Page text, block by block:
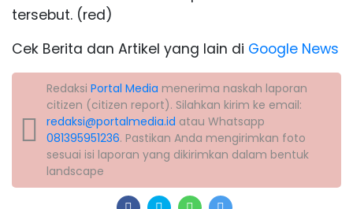
tersebut. (red)
Cek Berita dan Artikel yang lain di Google News
Redaksi Portal Media menerima naskah laporan
citizen (citizen report). Silahkan kirim ke email:
redaksi@portalmedia.id atau Whatsapp
081395951236. Pastikan Anda mengirimkan foto
sesuai isi laporan yang dikirimkan dalam bentuk
landscape